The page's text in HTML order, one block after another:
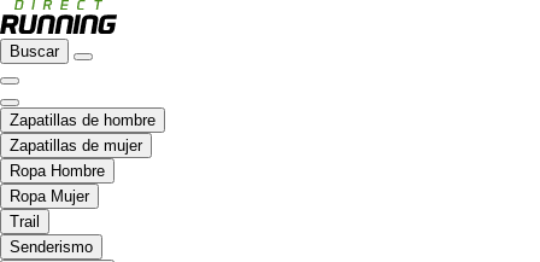
Buscar
Zapatillas de hombre
Zapatillas de mujer
Ropa Hombre
Ropa Mujer
Trail
Senderismo